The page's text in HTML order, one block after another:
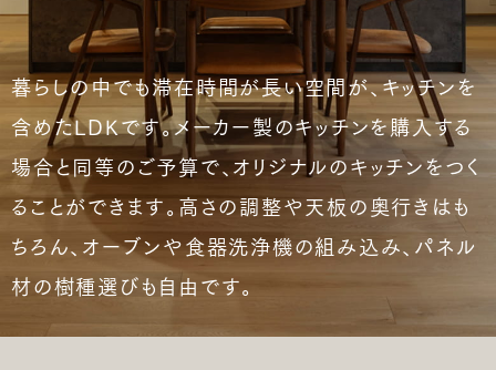
暮らしの中でも滞在時間が長い空間が、キッチンを
含めたLDKです。メーカー製のキッチンを購入する
場合と同等のご予算で、オリジナルのキッチンをつく
ることができます。高さの調整や天板の奥行きはも
ちろん、オーブンや食器洗浄機の組み込み、パネル
材の樹種選びも自由です。